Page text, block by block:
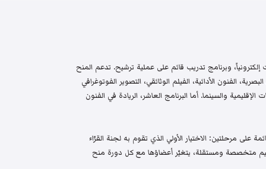
وبرنامج تدريب قائم على عملية ترشيح. تدعم المنح
الفنون الأدائية، الفيلم الوثائقي، التصوير الفوتوغرافي
والسينما. أما البرنامج العاشر، الريادة في الفنون
قائمة على مرحلتين: الاختيار الأولي الذي تقوم به لجنة القرّاء
متخصصة ومستقلة، يتغيّر أعضاؤها مع كل دورة منح